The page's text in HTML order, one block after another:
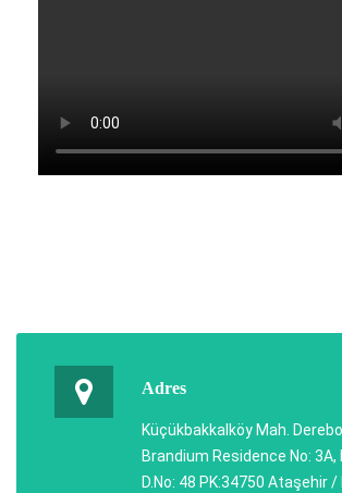
Adres
Küçükbakkalköy Mah.
Brandium Residence No: 3A,
D.No: 48 PK:34750 Ataşehir /